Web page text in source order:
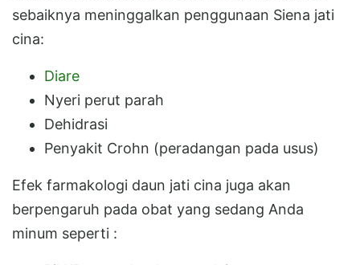
sebaiknya meninggalkan penggunaan Siena jati
cina:
Diare
Nyeri perut parah
Dehidrasi
Penyakit Crohn (peradangan pada usus)
Efek farmakologi daun jati cina juga akan
berpengaruh pada obat yang sedang Anda
minum seperti :